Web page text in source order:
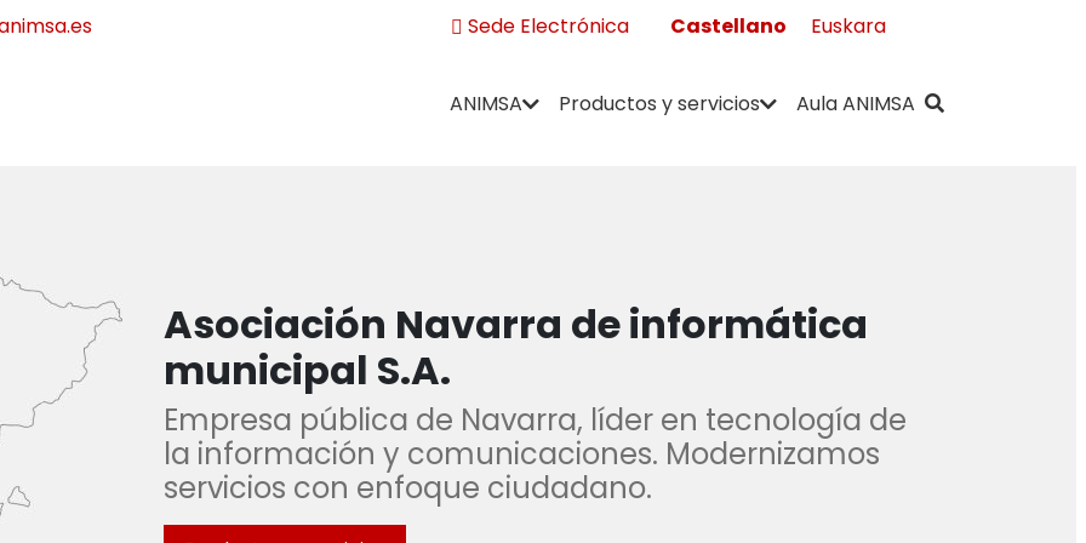
Sede Electrónica Castellano Euskara
ANIMSA Productos y servicios Aula ANIMSA " . __(
Asociación Navarra de informática
municipal S.A.
Empresa pública de Navarra, líder en tecnología de
la información y comunicaciones. Modernizamos
servicios con enfoque ciudadano.